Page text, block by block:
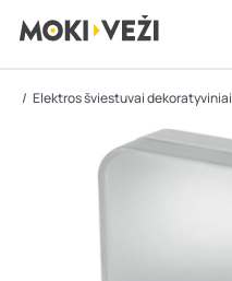
Elektros šviestuvai dekoratyviniai